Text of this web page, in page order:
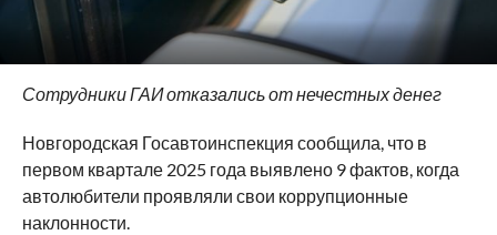
Сотрудники ГАИ отказались от нечестных денег
Новгородская Госавтоинспекция сообщила, что в
первом квартале 2025 года выявлено 9 фактов, когда
автолюбители проявляли свои коррупционные
наклонности.